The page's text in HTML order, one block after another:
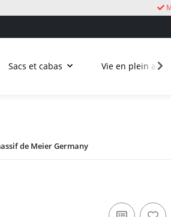
Sacs et cabas Vie en plein air
de Meier Germany